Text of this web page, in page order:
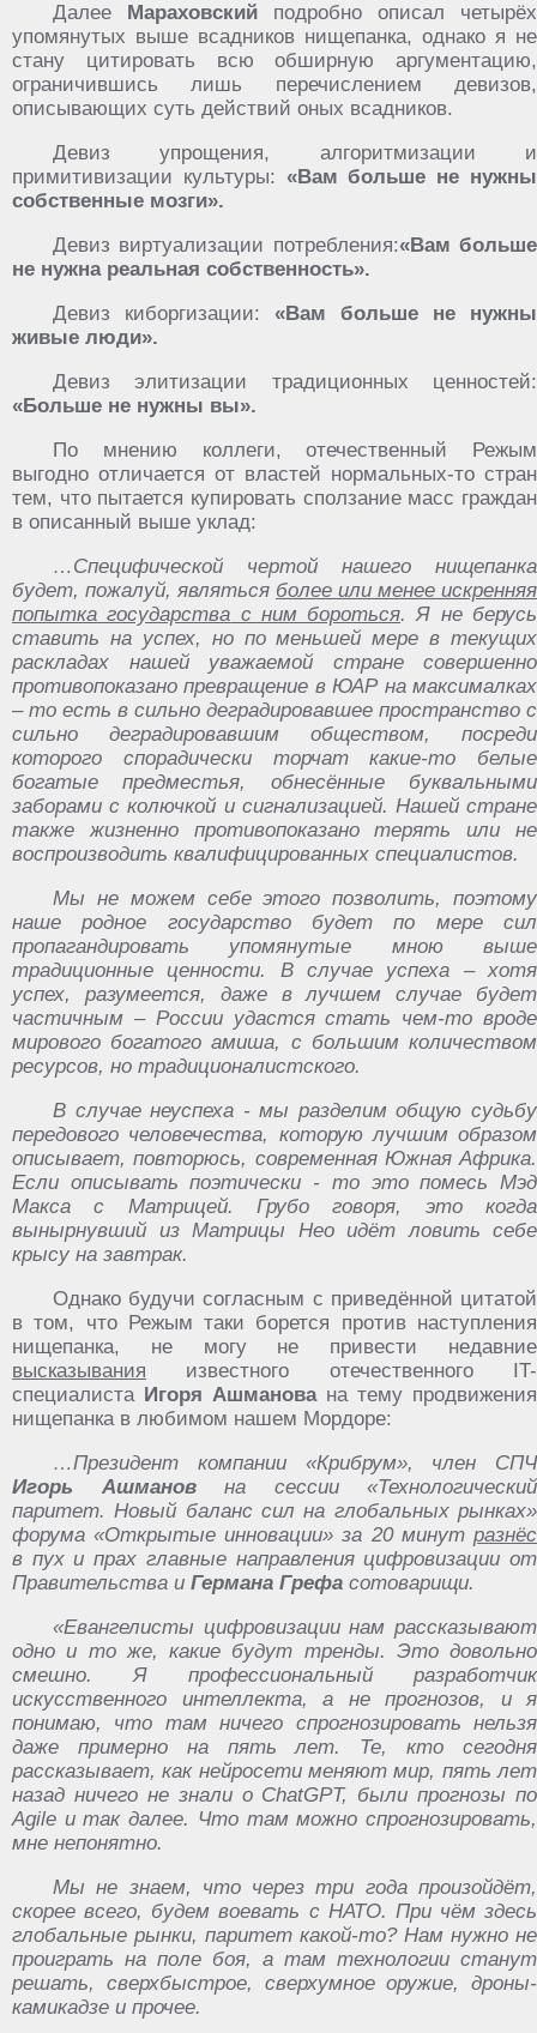
Далее Мараховский подробно описал четырёх
упомянутых выше всадников нищепанка, однако я не
стану цитировать всю обширную аргументацию,
ограничившись лишь перечислением девизов,
описывающих суть действий оных всадников.
Девиз упрощения, алгоритмизации и
примитивизации культуры: «Вам больше не нужны
собственные мозги».
Девиз виртуализации потребления:«Вам больше
не нужна реальная собственность».
Девиз киборгизации: «Вам больше не нужны
живые люди».
Девиз элитизации традиционных ценностей:
«Больше не нужны вы».
По мнению коллеги, отечественный Режым
выгодно отличается от властей нормальных-то стран
тем, что пытается купировать сползание масс граждан
в описанный выше уклад:
…Специфической ‎чертой ‎нашего‏ ‎нищепанка
‎более ‎или‏ ‎менее ‎искренняя
‎попытка ‎государства‏ ‎с ‎ним ‎бороться. Я‏ ‎не‏ ‎берусь
‎ставить‏ ‎на ‎успех,‏ ‎но ‎по ‎меньшей ‎мере ‎в‏ ‎текущих‏
‎раскладах‏ ‎нашей ‎уважаемой‏ ‎стране ‎совершенно‏
‎противопоказано ‎превращение‏ ‎в‏ ‎ЮАР ‎на‏ ‎максималках
‎– ‎то ‎есть ‎в‏ ‎сильно ‎деградировавшее‏ ‎пространство‏ ‎с‏
‎сильно ‎деградировавшим ‎обществом, ‎посреди‏
‎которого ‎спорадически‏ ‎торчат ‎какие-то‏ ‎белые‏
‎богатые‏ ‎предместья, ‎обнесённые ‎буквальными
‎заборами ‎с ‎колючкой ‎и ‎сигнализацией. ‎Нашей‏ ‎стране‏
‎также ‎жизненно ‎противопоказано ‎терять‏ ‎или ‎не‏
‎воспроизводить ‎квалифицированных‏ ‎специалистов.
Мы‏ ‎не‏ ‎можем ‎себе‏ ‎этого ‎позволить, ‎поэтому
‎наше‏ ‎родное ‎государство‏ ‎будет‏ ‎по‏ ‎мере ‎сил
‎пропагандировать ‎упомянутые ‎мною‏ ‎выше
‎традиционные ‎ценности.‏ ‎В‏ ‎случае ‎успеха‏ ‎– ‎хотя
‎успех, ‎разумеется,‏ ‎даже ‎в ‎лучшем‏ ‎случае‏ ‎будет
‎частичным‏ ‎– ‎России‏ ‎удастся ‎стать ‎чем-то ‎вроде
‎мирового‏ ‎богатого‏ ‎амиша,‏ ‎с ‎большим‏ ‎количеством
‎ресурсов,‏ ‎но ‎традиционалистского.
В‏ ‎случае‏ ‎неуспеха ‎-‏ ‎мы ‎разделим ‎общую ‎судьбу
‎передового‏ ‎человечества, ‎которую‏ ‎лучшим‏ ‎образом‏
‎описывает, ‎повторюсь, ‎современная ‎Южная‏ ‎Африка.
‎Если‏ ‎описывать ‎поэтически‏ ‎-‏ ‎то‏ ‎это ‎помесь ‎Мэд
‎Макса ‎с ‎Матрицей. ‎Грубо ‎говоря, ‎это‏ ‎когда‏
‎вынырнувший ‎из ‎Матрицы ‎Нео‏ ‎идёт ‎ловить‏ ‎себе
‎крысу‏ ‎на‏ ‎завтрак.
Однако будучи согласным с приведённой цитатой
в том, что Режым таки борется против наступления
нищепанка, не могу не привести недавние
высказывания известного отечественного IT-
специалиста Игоря Ашманована тему продвижения
нищепанка в любимом нашем Мордоре:
…Президент компании «Крибрум», член СПЧ
Игорь Ашмановна сессии «Технологический
паритет. Новый баланс сил на глобальных рынках»
форума «Открытые инновации» за 20 минут разнёс
в пух и прах главные направления цифровизации от
Правительства и Германа Грефа сотоварищи.
«Евангелисты цифровизации нам рассказывают
одно и то же, какие будут тренды. Это довольно
смешно. Я профессиональный разработчик
искусственного интеллекта, а не прогнозов, и я
понимаю, что там ничего спрогнозировать нельзя
даже примерно на пять лет. Те, кто сегодня
рассказывает, как нейросети меняют мир, пять лет
назад ничего не знали о СhatGPT, были прогнозы по
Agile и так далее. Что там можно спрогнозировать,
мне непонятно.
Мы не знаем, что через три года произойдёт,
скорее всего, будем воевать с НАТО. При чём здесь
глобальные рынки, паритет какой-то? Нам нужно не
проиграть на поле боя, а там технологии станут
решать, сверхбыстрое, сверхумное оружие, дроны-
камикадзе и прочее.